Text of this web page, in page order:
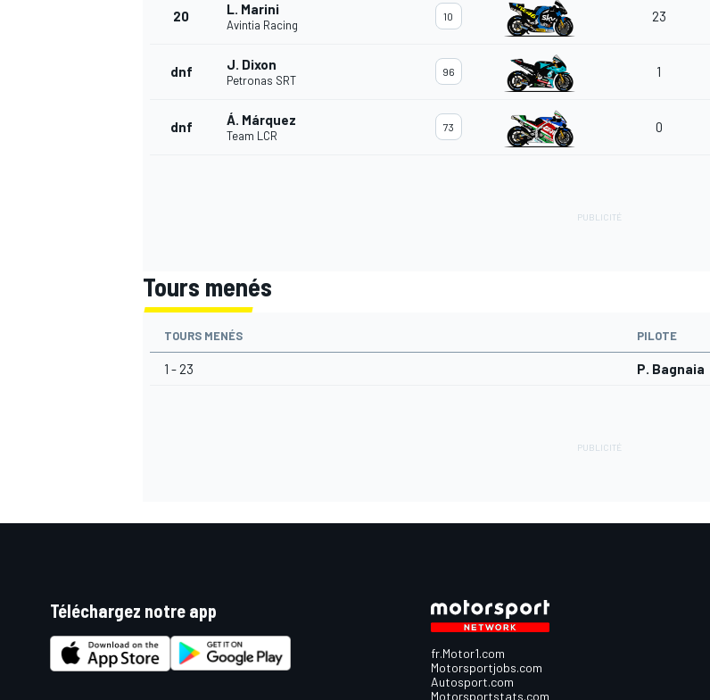
20 L. Marini
Avintia Racing
10 23
dnf J. Dixon
Petronas SRT
96 1
dnf Á. Márquez
Team LCR
73 0
Tours menés
TOURS MENÉS PILOTE
1 - 23 P. Bagnaia
Téléchargez notre app
fr.Motor1.com
Motorsportjobs.com
Autosport.com
Motorsportstats.com